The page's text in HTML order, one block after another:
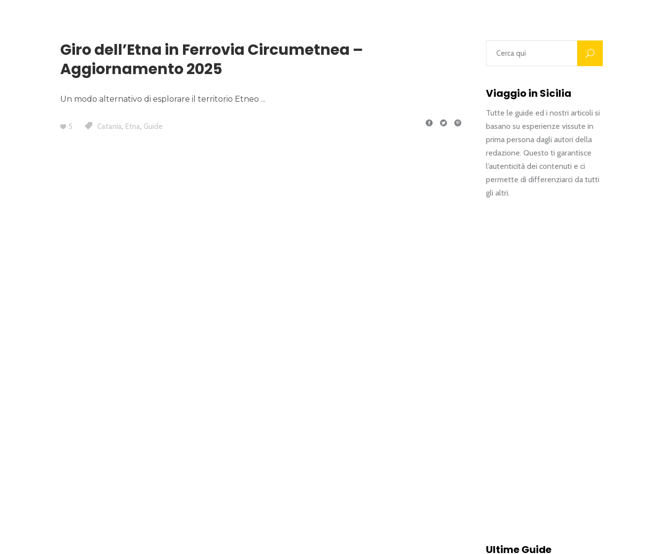
Giro dell’Etna in Ferrovia Circumetnea –
Aggiornamento 2025
Un modo alternativo di esplorare il territorio Etneo
5 Catania, Etna, Guide
Viaggio in Sicilia
Tutte le guide ed i nostri articoli si
basano su esperienze vissute in
prima persona dagli autori della
redazione. Questo ti garantisce
l’autenticità dei contenuti e ci
permette di differenziarci da tutti
gli altri.
Ultime Guide